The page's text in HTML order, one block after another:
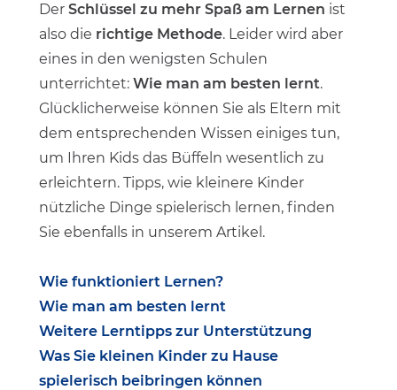
Der Schlüssel zu mehr Spaß am Lernen ist
also die richtige Methode. Leider wird aber
eines in den wenigsten Schulen
unterrichtet: Wie man am besten lernt.
Glücklicherweise können Sie als Eltern mit
dem entsprechenden Wissen einiges tun,
um Ihren Kids das Büffeln wesentlich zu
erleichtern. Tipps, wie kleinere Kinder
nützliche Dinge spielerisch lernen, finden
Sie ebenfalls in unserem Artikel.
Wie funktioniert Lernen?
Wie man am besten lernt
Weitere Lerntipps zur Unterstützung
Was Sie kleinen Kinder zu Hause
spielerisch beibringen können